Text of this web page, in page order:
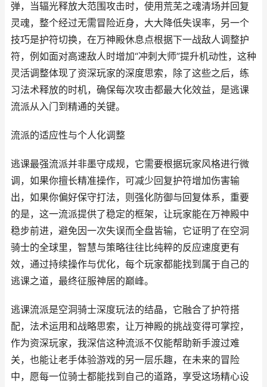
弹，当辐光释放大范围攻击时，使用荒芜之魂清场并回复
灵魂，整个经过无需冒险近身，大大降低失误率，另一个
技巧是护符切换，在万神殿休息点根据下一战敌人调整护
符，例如面对高速敌人时增加“冲刺大师”提升机动性，这种
灵活调整体现了资深玩家的深度思索，除了这些之后，练
习法术释放的时机，确保每次攻击都最大化效益，是逃课
流派从入门到精通的关键。
流派的适应性与个人化调整
逃课最强流派并非墨守成规，它需要根据玩家风格进行微
调，如果你擅长精准操作，可减少回复护符增加伤害输
出，如果你偏好保守打法，则强化防御与回复体系，重要
的是，这一流派提供了稳定的框架，让玩家能在万神殿中
稳步前进，避免因一次失误而全盘皆输，它证明了在空洞
骑士的全球里，智慧与策略往往比纯粹的反应速度更有
效，通过持续操作与优化，每个玩家都能找到属于自己的
逃课之道，最终征服神居的巅峰。
逃课流派是空洞骑士深度玩法的结晶，它融合了护符搭
配，法术运用和战略思索，让万神殿的挑战变得可掌控，
作为资深玩家，我深信这种流派不仅能帮助新手渡过难
关，也能让老手体验游戏的另一层乐趣，在未来的冒险
中，愿每一位骑士都能找到自己的道路，享受这场精心设